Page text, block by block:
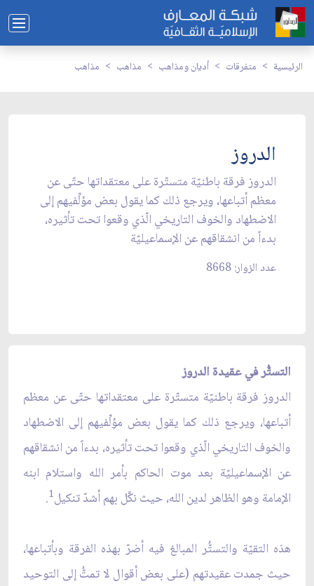
الرئيسية متفرقات أديان ومذاهب مذاهب مذاهب
الدروز
الدروز فرقة باطنيّة متستّرة على معتقداتها حتّى عن
معظم أتباعها، ويرجع ذلك كما يقول بعض مؤلِّفيهم إلى
الاضطهاد والخوف التاريخي الّذي وقعوا تحت تأثيره،
بدءاً من انشقاقهم عن الإسماعيليّة
عدد الزوار: 8668
التستُّر في عقيدة الدروز
الدروز فرقة باطنيّة متستّرة على معتقداتها حتّى عن معظم
أتباعها، ويرجع ذلك كما يقول بعض مؤلِّفيهم إلى الاضطهاد
والخوف التاريخي الّذي وقعوا تحت تأثيره، بدءاً من انشقاقهم
عن الإسماعيليّة بعد موت الحاكم بأمر الله واستلام ابنه
الإمامة وهو الظاهر لدين الله، حيث نكَّل بهم أشدّ تنكيل1
.
هذه التقيّة والتستُّر المبالغ فيه أضرّ بهذه الفرقة وبأتباعها،
حيث جمدت عقيدتهم (على بعض أقوال لا تمتُّ إلى التوحيد